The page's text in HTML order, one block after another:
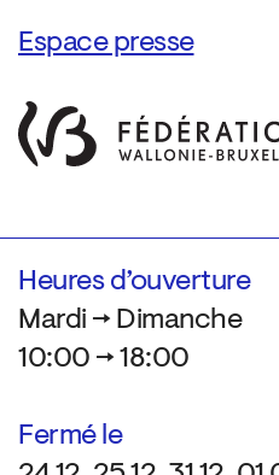
Espace presse
Heures d’ouverture
Mardi → Dimanche
10:00 → 18:00
Fermé le